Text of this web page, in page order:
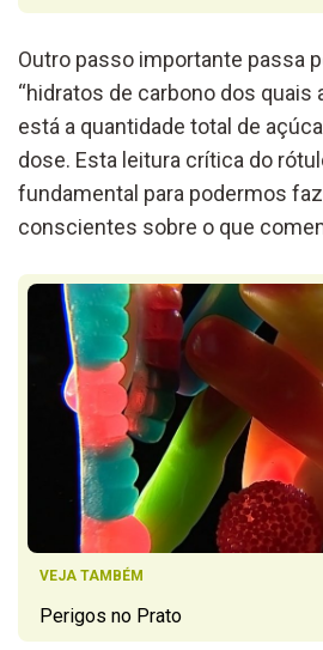
Outro passo importante passa
“hidratos de carbono dos quais
está a quantidade total de
dose. Esta leitura crítica do
fundamental para podermos
conscientes sobre o que
VEJA TAMBÉM
Perigos no Prato